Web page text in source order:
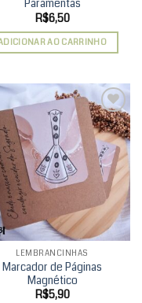
Paramentas
R$6,50
AO CARRINHO
Add to
wishlist
LEMBRANCINHAS
Marcador de Páginas
Magnético
R$5,90